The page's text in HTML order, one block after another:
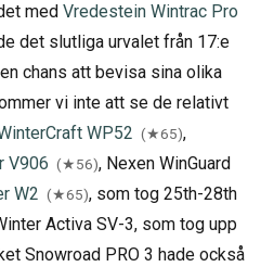
med Vredestein Wintrac Pro
det slutliga urvalet från 17:e
chans att bevisa sina olika
vi inte att se de relativt
WP52 (★65),
V906 (★56), Nexen WinGuard
W2 (★65), som tog 25th-28th
Activa SV-3, som tog upp
Snowroad PRO 3 hade också